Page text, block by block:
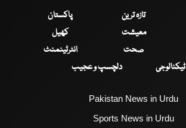
تازہ ترین
پاکستان
معیشت
کھیل
صحت
انٹرٹینمنٹ
ٹیکنالوجی
دلچسپ و عجیب
Pakistan News in Urdu
Sports News in Urdu